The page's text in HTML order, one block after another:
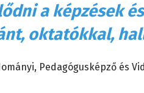
a képzések
oktatókkal,
Pedagógusképző és